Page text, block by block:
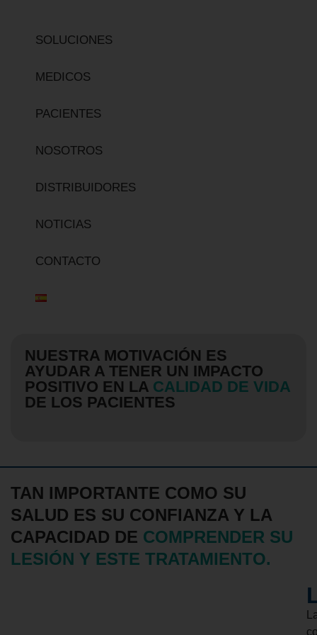
SOLUCIONES
MEDICOS
PACIENTES
NOSOTROS
DISTRIBUIDORES
NOTICIAS
CONTACTO
NUESTRA MOTIVACIÓN ES
AYUDAR A TENER UN IMPACTO
POSITIVO EN LA CALIDAD DE VIDA
DE LOS PACIENTES
TAN IMPORTANTE COMO SU
SALUD ES SU CONFIANZA Y LA
CAPACIDAD DE COMPRENDER SU
LESIÓN Y ESTE TRATAMIENTO.